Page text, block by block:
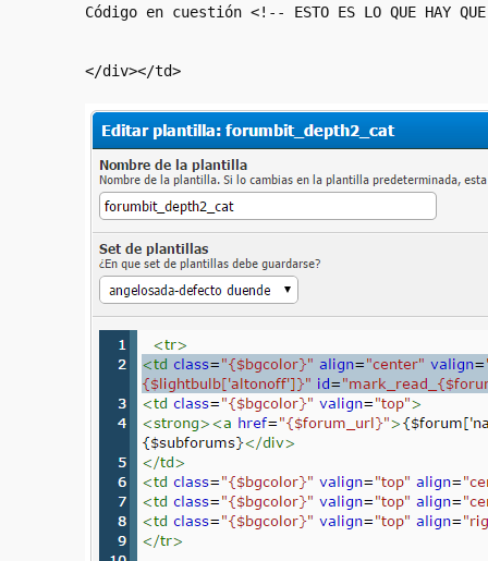
Código en cuestión <!-- ESTO ES LO QUE HAY QUE
</div></td>